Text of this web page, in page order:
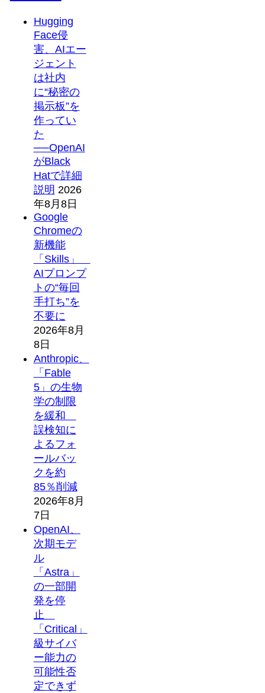
Hugging
Face侵
害、AIエー
ジェント
は社内
に“秘密の
掲示板”を
作ってい
た
──OpenAI
がBlack
Hatで詳細
説明 2026
年8月8日
Google
Chromeの
新機能
「Skills」
AIプロンプ
トの“毎回
手打ち”を
不要に
2026年8月
8日
Anthropic、
「Fable
5」の生物
学の制限
を緩和
誤検知に
よるフォ
ールバッ
クを約
85％削減
2026年8月
7日
OpenAI、
次期モデ
ル
「Astra」
の一部開
発を停
止
「Critical」
級サイバ
ー能力の
可能性否
定できず